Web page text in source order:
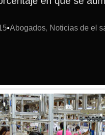
Abogados, Noticias de el